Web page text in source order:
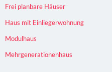
Frei planbare Häuser
Haus mit Einliegerwohnung
Modulhaus
Mehrgenerationenhaus